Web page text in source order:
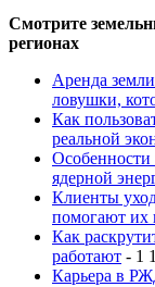
Смотрите
регионах
Аренда
ловушки,
Как
реальной
ядерной
Клиенты
помогают их
Как
работают - 1
Карьера в